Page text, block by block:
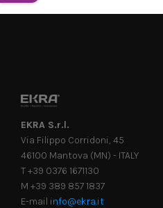
EKRA S.r.l.
Via Filippo Corridoni, 45
46100 Mantova (MN) - ITALY
T +39 0376 1671130
M +39 389 857 1837
E-mail info@ekra.it